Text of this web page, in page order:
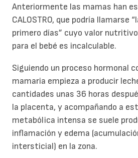
Anteriormente las mamas han
CALOSTRO, que podría llamarse
primero días” cuyo valor
para el bebé es incalculable.
Siguiendo un proceso hormonal
mamaria empieza a producir
cantidades unas 36 horas
la placenta, y acompañando a
metabólica intensa se suele
inflamación y edema
intersticial) en la zona.